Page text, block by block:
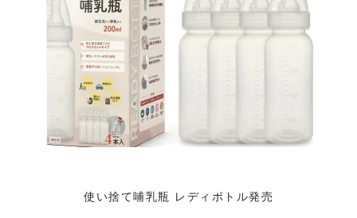
使い捨て哺乳瓶 レディボトル発売